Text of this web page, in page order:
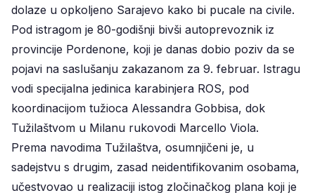
dolaze u opkoljeno Sarajevo kako bi pucale na civile.
Pod istragom je 80-godišnji bivši autoprevoznik iz
provincije Pordenone, koji je danas dobio poziv da se
pojavi na saslušanju zakazanom za 9. februar. Istragu
vodi specijalna jedinica karabinjera ROS, pod
koordinacijom tužioca Alessandra Gobbisa, dok
Tužilaštvom u Milanu rukovodi Marcello Viola.
Prema navodima Tužilaštva, osumnjičeni je, u
sadejstvu s drugim, zasad neidentifikovanim osobama,
učestvovao u realizaciji istog zločinačkog plana koji je